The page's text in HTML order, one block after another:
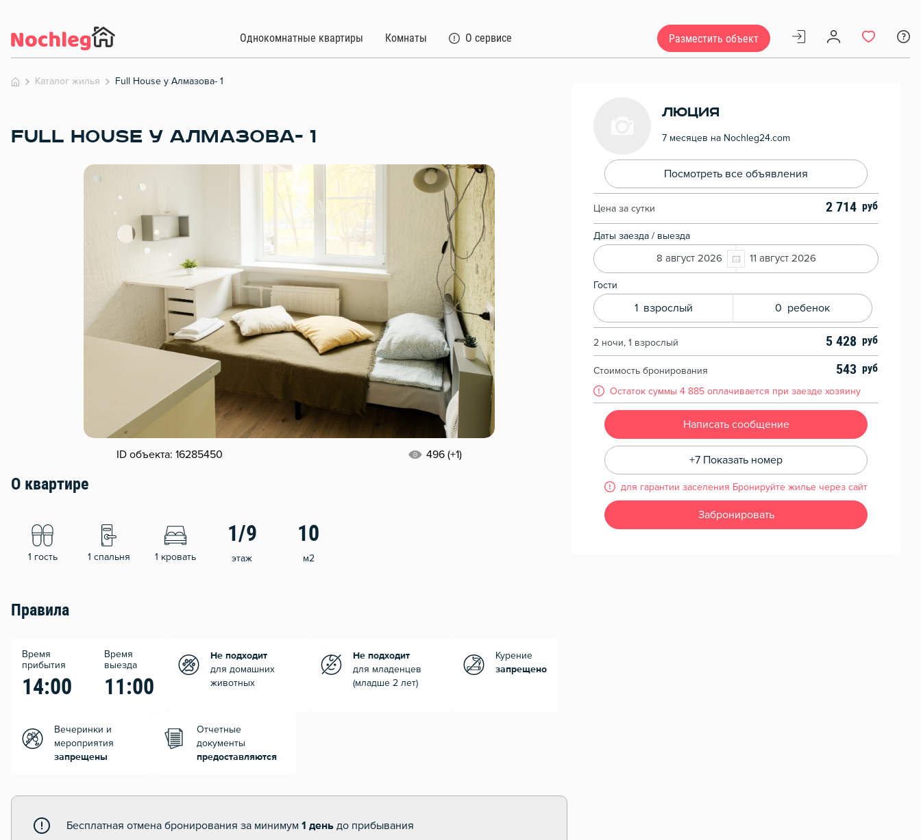
Однокомнатные квартиры Комнаты О сервисе Разместить объект
Каталог жилья Full House у Алмазова- 1
FULL HOUSE У АЛМАЗОВА- 1
ID объекта: 16285450 496 (+1)
О квартире
1 гость 1 спальня 1 кровать
1/9
этаж
10
м2
Правила
Время
прибытия
14:00
Время
выезда
11:00
Не подходит
для домашних
животных
Не подходит
для младенцев
(младше 2 лет)
Курение
запрещено
Вечеринки и
мероприятия
запрещены
Отчетные
документы
предоставляются
Бесплатная отмена бронирования за минимум 1 день до прибывания
Люция
7 месяцев на Nochleg24.com
Посмотреть все объявления
Цена за сутки 2 714
Даты заезда / выезда
8 август 2026 11 август 2026
Гости
1 взрослый 0 ребенок
2 ночи, 1 взрослый 5 428
Стоимость бронирования 543
Остаток суммы 4 885 оплачивается при заезде хозяину
Написать сообщение
+7 Показать номер
для гарантии заселения Бронируйте жилье через сайт
Забронировать